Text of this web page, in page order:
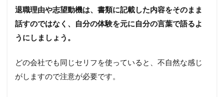
退職理由や志望動機は、書類に記載した内容をそのまま
話すのではなく、自分の体験を元に自分の言葉で語るよ
うにしましょう。
どの会社でも同じセリフを使っていると、不自然な感じ
がしますので注意が必要です。